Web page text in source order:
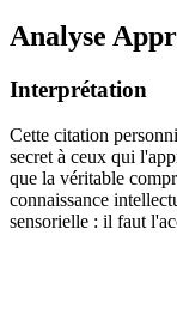
Analyse
Interprétation
Cette citation
secret à ceux qui
que la véritable
connaissance
sensorielle : il faut